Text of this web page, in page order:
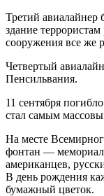
Третий авиалайнер
здание
сооружения все же
Четвертый
Пенсильвания.
11 сентября
стал самым
На месте
фонтан — мемориал
американцев,
В день рождения
бумажный цветок.